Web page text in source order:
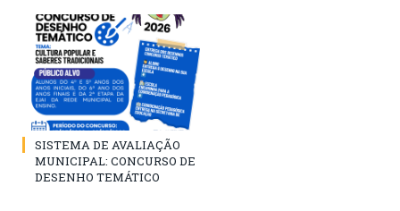
SISTEMA DE AVALIAÇÃO
MUNICIPAL: CONCURSO DE
DESENHO TEMÁTICO